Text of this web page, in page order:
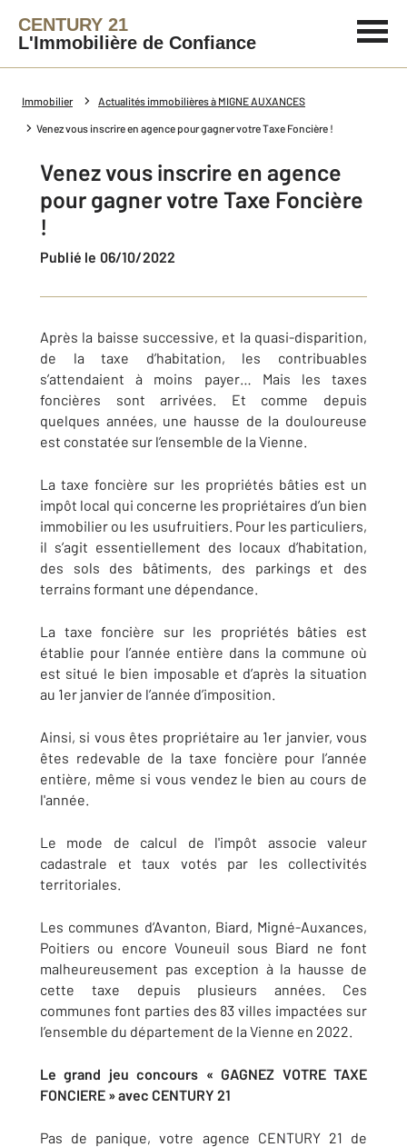
CENTURY 21
L'Immobilière de Confiance
Immobilier Actualités immobilières à MIGNE AUXANCES
Venez vous inscrire en agence pour gagner votre Taxe Foncière !
Venez vous inscrire en agence
pour gagner votre Taxe Foncière
!
Publié le 06/10/2022
Après la baisse successive, et la quasi-disparition,
de la taxe d’habitation, les contribuables
s’attendaient à moins payer… Mais les taxes
foncières sont arrivées. Et comme depuis
quelques années, une hausse de la douloureuse
est constatée sur l’ensemble de la Vienne.
La taxe foncière sur les propriétés bâties est un
impôt local qui concerne les propriétaires d’un bien
immobilier ou les usufruitiers. Pour les particuliers,
il s’agit essentiellement des locaux d’habitation,
des sols des bâtiments, des parkings et des
terrains formant une dépendance.
La taxe foncière sur les propriétés bâties est
établie pour l’année entière dans la commune où
est situé le bien imposable et d’après la situation
au 1er janvier de l’année d’imposition.
Ainsi, si vous êtes propriétaire au 1er janvier, vous
êtes redevable de la taxe foncière pour l’année
entière, même si vous vendez le bien au cours de
l'année.
Le mode de calcul de l'impôt associe valeur
cadastrale et taux votés par les collectivités
territoriales.
Les communes d’Avanton, Biard, Migné-Auxances,
Poitiers ou encore Vouneuil sous Biard ne font
malheureusement pas exception à la hausse de
cette taxe depuis plusieurs années. Ces
communes font parties des 83 villes impactées sur
l’ensemble du département de la Vienne en 2022.
Le grand jeu concours « GAGNEZ VOTRE TAXE
FONCIERE » avec CENTURY 21
Pas de panique, votre agence CENTURY 21 de